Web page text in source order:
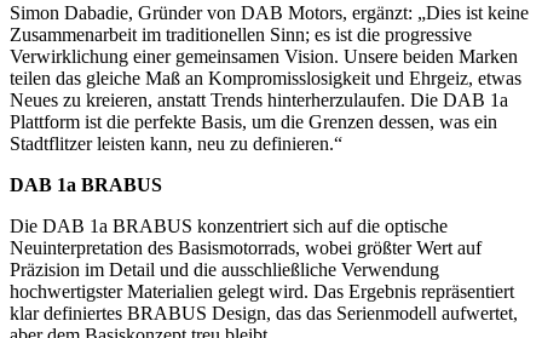
Simon Dabadie, Gründer von DAB Motors, ergänzt: „Dies ist keine
Zusammenarbeit im traditionellen Sinn; es ist die progressive
Verwirklichung einer gemeinsamen Vision. Unsere beiden Marken
teilen das gleiche Maß an Kompromisslosigkeit und Ehrgeiz, etwas
Neues zu kreieren, anstatt Trends hinterherzulaufen. Die DAB 1a
Plattform ist die perfekte Basis, um die Grenzen dessen, was ein
Stadtflitzer leisten kann, neu zu definieren.“
DAB 1a BRABUS
Die DAB 1a BRABUS konzentriert sich auf die optische
Neuinterpretation des Basismotorrads, wobei größter Wert auf
Präzision im Detail und die ausschließliche Verwendung
hochwertigster Materialien gelegt wird. Das Ergebnis repräsentiert
klar definiertes BRABUS Design, das das Serienmodell aufwertet,